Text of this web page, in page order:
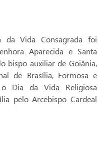
Vida Consagrada foi
Aparecida e Santa
bispo auxiliar de Goiânia,
de Brasília, Formosa e
Dia da Vida Religiosa
pelo Arcebispo Cardeal